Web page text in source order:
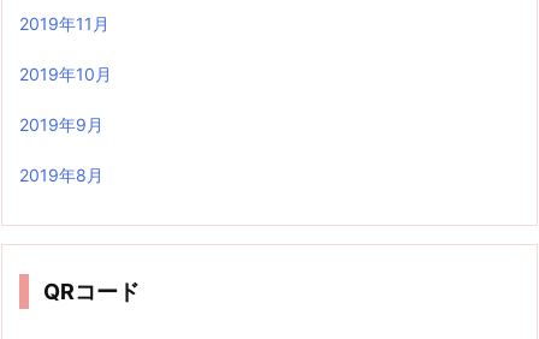
2019年11月
2019年10月
2019年9月
2019年8月
QRコード